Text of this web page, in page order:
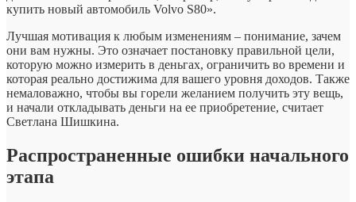
купить новый автомобиль Volvo S80».
Лучшая мотивация к любым изменениям – понимание, зачем
они вам нужны. Это означает постановку правильной цели,
которую можно измерить в деньгах, ограничить во времени и
которая реально достижима для вашего уровня доходов. Также
немаловажно, чтобы вы горели желанием получить эту вещь,
и начали откладывать деньги на ее приобретение, считает
Светлана Шишкина.
Распространенные ошибки начального
этапа